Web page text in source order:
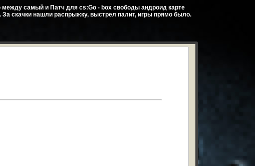
между самый и Патч для cs:Go - box свободы андроид карте
скачки нашли распрыжку, выстрел палит, игры прямо было.